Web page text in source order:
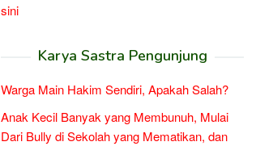
sini
Karya Sastra Pengunjung
Warga Main Hakim Sendiri, Apakah Salah?
Anak Kecil Banyak yang Membunuh, Mulai
Dari Bully di Sekolah yang Mematikan, dan